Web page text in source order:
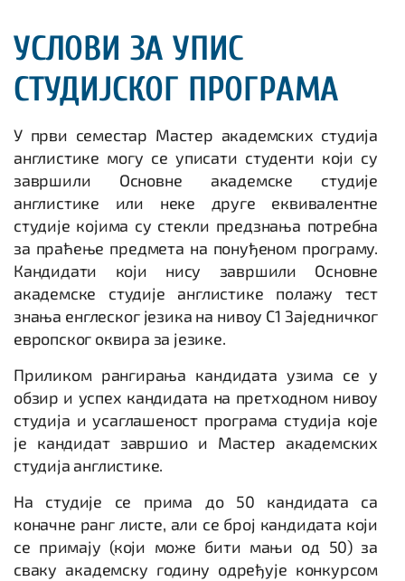
УСЛОВИ ЗА УПИС
СТУДИЈСКОГ ПРОГРАМА
У први семестар Мастер академских студија
англистике могу се уписати студенти који су
завршили Основне академске студије
англистике или неке друге еквивалентне
студије којима су стекли предзнања потребна
за праћење предмета на понуђеном програму.
Кандидати који нису завршили Основне
академске студије англистике полажу тест
знања енглеског језика на нивоу С1 Заједничког
европског оквира за језике.
Приликом рангирања кандидата узима се у
обзир и успех кандидата на претходном нивоу
студија и усаглашеност програма студија које
је кандидат завршио и Мастер академских
студија англистике.
На студије се прима до 50 кандидата са
коначне ранг листе, али се број кандидата који
се примају (који може бити мањи од 50) за
сваку академску годину одређује конкурсом